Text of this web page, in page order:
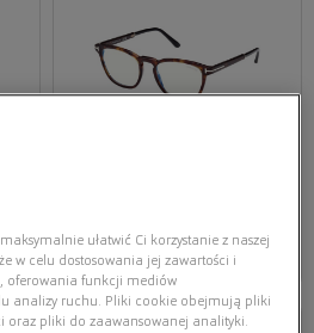
ułatwić Ci korzystanie z naszej
w celu dostosowania jej zawartości i
oferowania funkcji mediów
analizy ruchu. Pliki cookie obejmują pliki
oraz pliki do zaawansowanej analityki.